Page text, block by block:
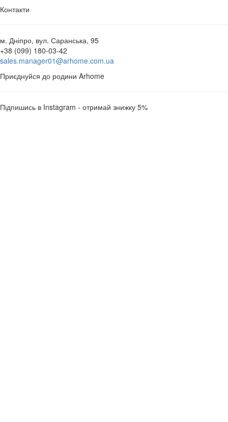
Контакти
м. Дніпро, вул. Саранська, 95
+38 (099) 180-03-42
sales.manager01@arhome.com.ua
Приєднуйся до родини Arhome
Підпишись в Instagram - отримай знижку 5%